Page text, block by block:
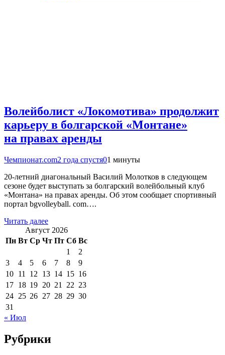
Волейболист «Локомотива» продолжит
карьеру в болгарской «Монтане»
на правах аренды
Чемпионат.com2 года спустя01 минуты
20-летний диагональный Василий Молотков в следующем
сезоне будет выступать за болгарский волейбольный клуб
«Монтана» на правах аренды. Об этом сообщает спортивный
портал bgvolleyball. com….
Читать далее
Август 2026
Пн Вт Ср Чт Пт Сб Вс
1
2
3
4 5 6 7 8
9
10 11 12 13 14 15 16
17 18 19 20 21 22 23
24 25 26 27 28 29 30
31
« Июл
Рубрики